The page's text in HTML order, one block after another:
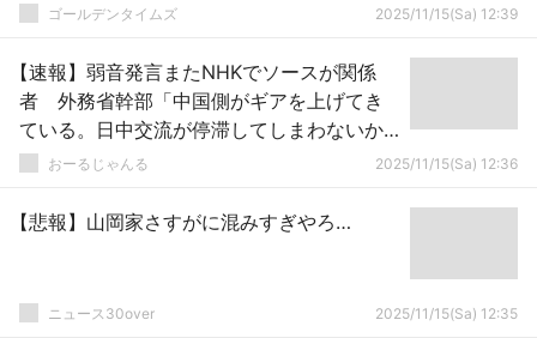
ゴールデンタイムズ 2025/11/15(Sa) 12:39
【速報】弱音発言またNHKでソースが関係
者 外務省幹部「中国側がギアを上げてき
ている。日中交流が停滞してしまわないか
心配している」
おーるじゃんる 2025/11/15(Sa) 12:36
【悲報】山岡家さすがに混みすぎやろ…
ニュース30over 2025/11/15(Sa) 12:35